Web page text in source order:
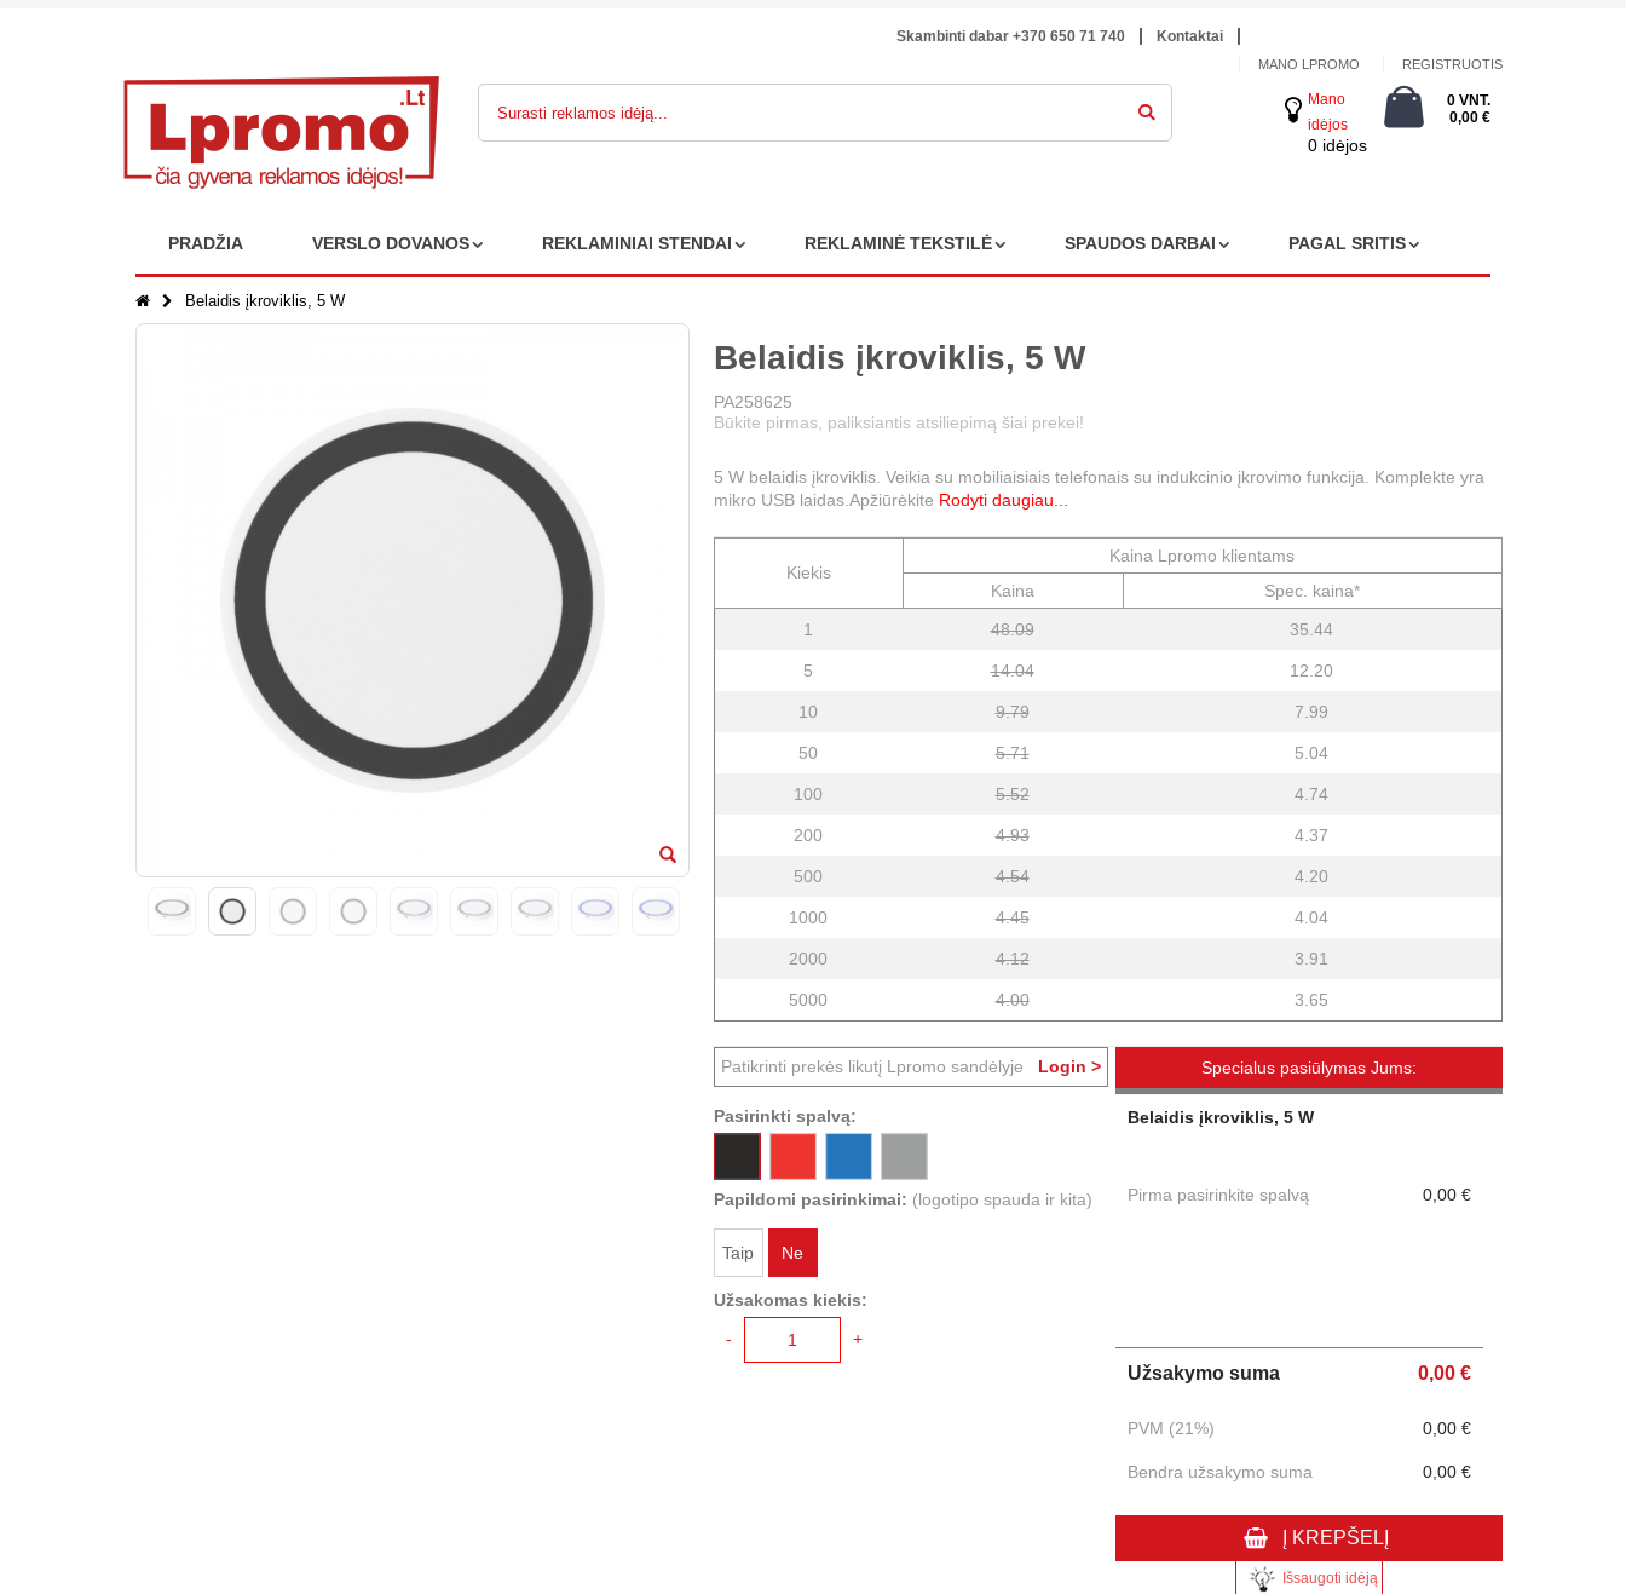
Skambinti dabar +370 650 71 740 Kontaktai
MANO LPROMO REGISTRUOTIS
Mano
idėjos
0 idėjos
0 VNT.
0,00 €
PRADŽIA VERSLO DOVANOS REKLAMINIAI STENDAI REKLAMINĖ TEKSTILĖ SPAUDOS DARBAI PAGAL SRITIS
Belaidis įkroviklis, 5 W
Belaidis įkroviklis, 5 W
PA258625
Būkite pirmas, paliksiantis atsiliepimą šiai prekei!
5 W belaidis įkroviklis. Veikia su mobiliaisiais telefonais su indukcinio įkrovimo funkcija. Komplekte yra
mikro USB laidas.Apžiūrėkite Rodyti daugiau...
Kiekis
Kaina Lpromo klientams
Kaina
Spec. kaina*
1
48.09 35.44
5 14.04 12.20
10 9.79 7.99
50 5.71 5.04
100 5.52 4.74
200 4.93 4.37
500 4.54 4.20
1000 4.45 4.04
2000 4.12 3.91
5000 4.00 3.65
Patikrinti prekės likutį Lpromo sandėlyje Login >
Pasirinkti spalvą:
Papildomi pasirinkimai: (logotipo spauda ir kita)
Taip Ne
Užsakomas kiekis:
-
+
Specialus pasiūlymas Jums:
Belaidis įkroviklis, 5 W
Pirma pasirinkite spalvą 0,00 €
Užsakymo suma 0,00 €
PVM (21%) 0,00 €
Bendra užsakymo suma 0,00 €
Į KREPŠELĮ
Išsaugoti idėją